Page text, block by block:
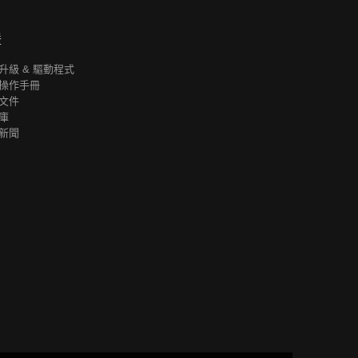
級 & 驅動程式
作手冊
件
聞